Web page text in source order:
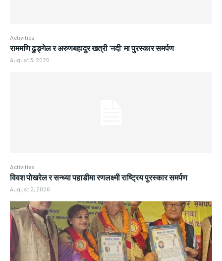
Activities
राममणि ढुङ्गेल र अरुणबहादुर खत्री ‘नदी’ मा पुरस्कार समर्पण
August 3, 2026
Activities
विवश पोखरेल र सन्ध्या पहाडीमा रणलक्ष्मी राष्ट्रिय पुरस्कार समर्पण
August 2, 2026